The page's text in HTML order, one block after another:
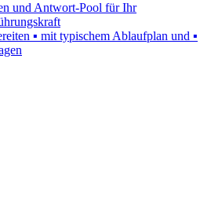
und Antwort-Pool für Ihr
▪ mit typischem Ablaufplan und ▪